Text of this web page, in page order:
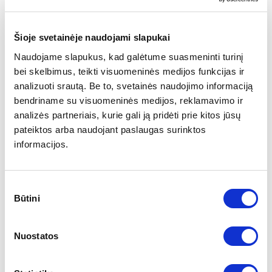
Šioje svetainėje naudojami slapukai
Naudojame slapukus, kad galėtume suasmeninti turinį
bei skelbimus, teikti visuomeninės medijos funkcijas ir
analizuoti srautą. Be to, svetainės naudojimo informaciją
bendriname su visuomeninės medijos, reklamavimo ir
analizės partneriais, kurie gali ją pridėti prie kitos jūsų
pateiktos arba naudojant paslaugas surinktos
informacijos.
pasirinkimas
Būtini
Nuostatos
palengvinančiais perėjimą prie elektrinio mobilumo.
gaminama versija su visiškai elektrine pavara.
„C3 Aircross“ SUV pasižymi didesne prošvaisa labiau
užtikrintam vairavimui, lengvesniam įsėdimui į automobilį,
aukštesnei vairavimo pozicijai ir geresniam matomumui.
Šios savybės prisideda prie geros savijautos automobilio
viduje – dar vieno „C3 Aircross“ skiriamojo bruožo. Kaip ir
C3 hečbekas, naujasis „C3 Aircross“ išsiskirs komfortu ir
klientai gali tikėtis šioje automobilių klasėje.